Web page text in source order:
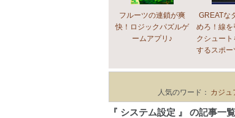
フルーツの連鎖が爽
快！ロジックパズルゲ
ームアプリ♪
GREATな
めろ！線を
クシュート
するスポ
人気のワード： カジュ
『 システム設定 』 の記事一覧